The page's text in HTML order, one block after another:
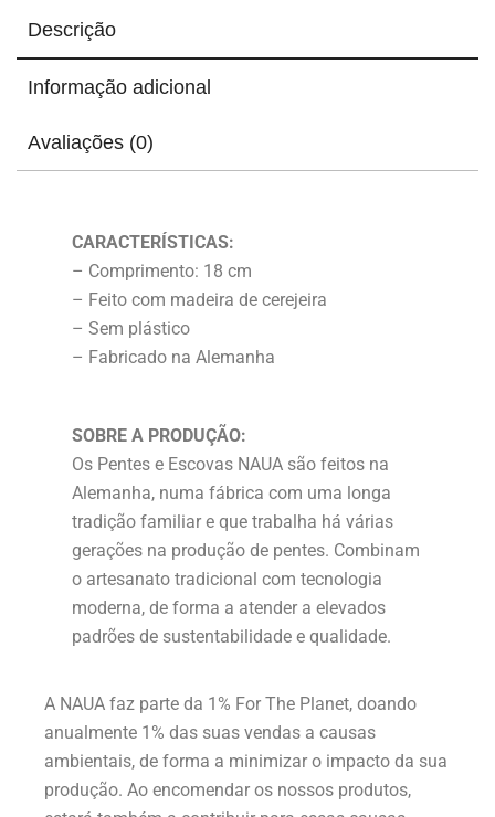
Descrição
Informação adicional
Avaliações (0)
CARACTERÍSTICAS:
– Comprimento: 18 cm
– Feito com madeira de cerejeira
– Sem plástico
– Fabricado na Alemanha
SOBRE A PRODUÇÃO:
Os Pentes e Escovas NAUA são feitos na
Alemanha, numa fábrica com uma longa
tradição familiar e que trabalha há várias
gerações na produção de pentes. Combinam
o artesanato tradicional com tecnologia
moderna, de forma a atender a elevados
padrões de sustentabilidade e qualidade.
A NAUA faz parte da 1% For The Planet, doando
anualmente 1% das suas vendas a causas
ambientais, de forma a minimizar o impacto da sua
produção. Ao encomendar os nossos produtos,